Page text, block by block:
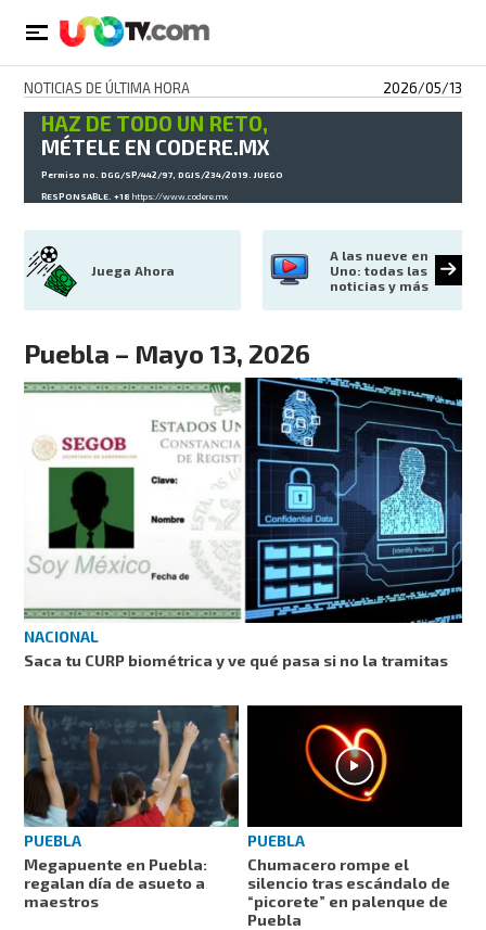
NOTICIAS DE ÚLTIMA HORA 2026/05/13
HAZ DE TODO UN RETO,
MÉTELE EN CODERE.MX
Permiso no. DGG/SP/442/97, DGJS/234/2019. JUEGO
RESPONSABLE. +18https://www.codere.mx
Juega Ahora
A las nueve en
Uno: todas las
noticias y más
Puebla – Mayo 13, 2026
NACIONAL
Saca tu CURP biométrica y ve qué pasa si no la tramitas
PUEBLA
Megapuente en Puebla:
regalan día de asueto a
maestros
PUEBLA
Chumacero rompe el
silencio tras escándalo de
“picorete” en palenque de
Puebla